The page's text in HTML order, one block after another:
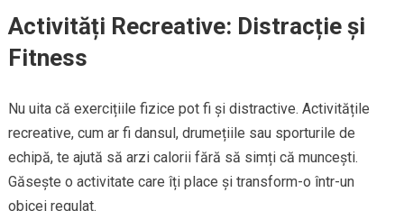
Activități Recreative: Distracție și
Fitness
Nu uita că exercițiile fizice pot fi și distractive. Activitățile
recreative, cum ar fi dansul, drumețiile sau sporturile de
echipă, te ajută să arzi calorii fără să simți că muncești.
Găsește o activitate care îți place și transform-o într-un
obicei regulat.